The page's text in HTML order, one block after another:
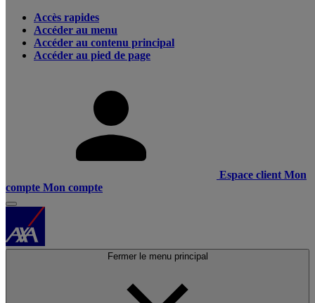
Accès rapides
Accéder au menu
Accéder au contenu principal
Accéder au pied de page
Espace client Mon
compte Mon compte
Fermer le menu principal